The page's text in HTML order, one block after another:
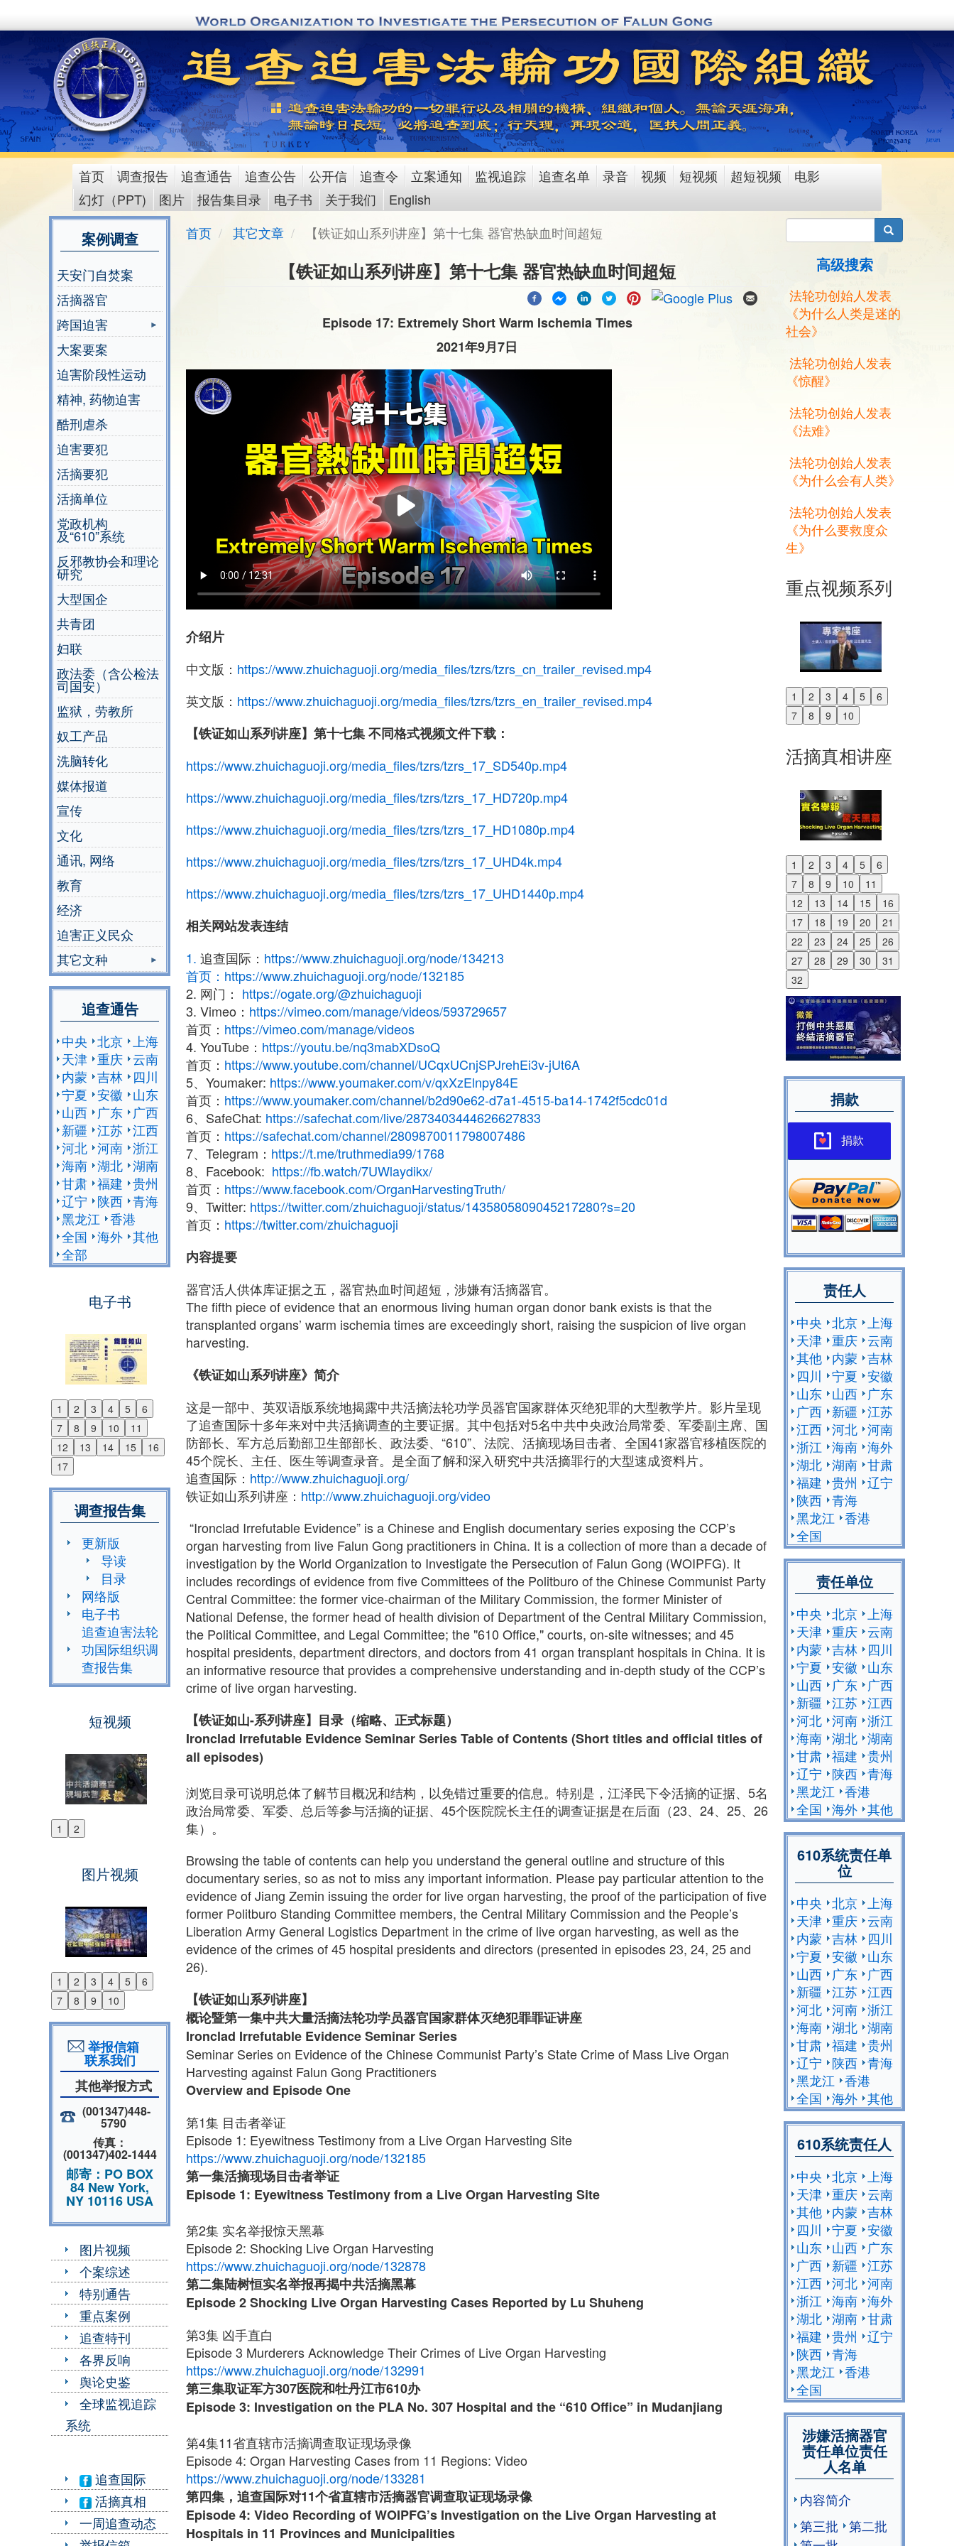
to
content
main
menu
首页 调查报告 追查通告 追查公告 公开信 追查令 立案通知 监视追踪 追查名单 录音 视频 短视频 超短视频
电影
幻灯（PPT)
图片 报告集目录 电子书 关于我们 English
案例调查
天安门自焚案
活摘器官
跨国迫害
大案要案
迫害阶段性运动
精神, 药物迫害
酷刑虐杀
迫害要犯
活摘要犯
活摘单位
党政机构
及“610”系统
反邪教协会和理论
研究
大型国企
共青团
妇联
政法委（含公检法
司国安）
监狱，劳教所
奴工产品
洗脑转化
媒体报道
宣传
文化
通讯, 网络
教育
经济
迫害正义民众
其它文种
追查通告
中央 北京 上海
天津 重庆 云南
内蒙 吉林
四川
宁夏 安徽
山东
山西
广东
广西
新疆 江苏 江西
河北 河南 浙江
海南 湖北 湖南
甘肃 福建 贵州
辽宁
陕西 青海
黑龙江 香港
全国 海外 其他
全部
电子书
1 2 3 4 5
6
7
8 9 10
11
12
13 14 15
16
17
Previous
Next
调查报告集
更新版
导读
目录
网络版
电子书
追查迫害法轮
功国际组织调
查报告集
短视频
1 2
Previous
图片视频
1 2 3 4 5
6
7
8 9 10
Previous
Next
举报信箱
联系我们
其他举报方式
(001347)448-
5790
传真：
(001347)402-1444
邮寄：PO BOX
84 New York,
NY 10116 USA
图片视频
个案综述
特别通告
重点案例
追查特刊
各界反响
舆论史鉴
全球监视追踪
系统
追查国际
活摘真相
一周追查动态
首页 其它文章 【铁证如山系列讲座】第十七集 器官热缺血时间超短
【铁证如山系列讲座】第十七集 器官热缺血时间超短
Episode 17: Extremely Short Warm Ischemia Times
2021年9月7日
介绍片
中文版： https://www.zhuichaguoji.org/media_files/tzrs/tzrs_cn_trailer_revised.mp4
英文版： https://www.zhuichaguoji.org/media_files/tzrs/tzrs_en_trailer_revised.mp4
【铁证如山系列讲座】第十七集 不同格式视频文件下载：
https://www.zhuichaguoji.org/media_files/tzrs/tzrs_17_SD540p.mp4
https://www.zhuichaguoji.org/media_files/tzrs/tzrs_17_HD720p.mp4
https://www.zhuichaguoji.org/media_files/tzrs/tzrs_17_HD1080p.mp4
https://www.zhuichaguoji.org/media_files/tzrs/tzrs_17_UHD4k.mp4
https://www.zhuichaguoji.org/media_files/tzrs/tzrs_17_UHD1440p.mp4
相关网站发表连结
1. 追查国际： https://www.zhuichaguoji.org/node/134213
首页： https://www.zhuichaguoji.org/node/132185
2. 网门： https://ogate.org/@zhuichaguoji
3. Vimeo： https://vimeo.com/manage/videos/593729657
首页： https://vimeo.com/manage/videos
4. YouTube： https://youtu.be/nq3mabXDsoQ
首页： https://www.youtube.com/channel/UCqxUCnjSPJrehEi3v-jUt6A
5、Youmaker: https://www.youmaker.com/v/qxXzElnpy84E
首页： https://www.youmaker.com/channel/b2d90e62-d7a1-4515-ba14-1742f5cdc01d
6、SafeChat: https://safechat.com/live/2873403444626627833
首页： https://safechat.com/channel/2809870011798007486
7、Telegram： https://t.me/truthmedia99/1768
8、Facebook: https://fb.watch/7UWlaydikx/
首页： https://www.facebook.com/OrganHarvestingTruth/
9、Twitter: https://twitter.com/zhuichaguoji/status/1435805809045217280?s=20
首页： https://twitter.com/zhuichaguoji
内容提要
器官活人供体库证据之五，器官热血时间超短，涉嫌有活摘器官。
The fifth piece of evidence that an enormous living human organ donor bank exists is thatthe
transplanted organs’ warm ischemia times are exceedingly short, raising the suspicion of live organ
harvesting.
《铁证如山系列讲座》简介
这是一部中、英双语版系统地揭露中共活摘法轮功学员器官国家群体灭绝犯罪的大型教学片。影片呈现
了追查国际十多年来对中共活摘调查的主要证据。其中包括对5名中共中央政治局常委、军委副主席、国
防部长、军方总后勤部卫生部部长、政法委、“610”、法院、活摘现场目击者、全国41家器官移植医院的
45个院长、主任、医生等调查录音。是全面了解和深入研究中共活摘罪行的大型速成资料片。
追查国际： http://www.zhuichaguoji.org/
铁证如山系列讲座： http://www.zhuichaguoji.org/video
“Ironclad Irrefutable Evidence” is a Chinese and English documentary series exposing the CCP’s
organ harvesting from live Falun Gong practitioners in China. It is a collection of more than a decade of
investigation by the World Organization to Investigate the Persecution of Falun Gong (WOIPFG). It
includes recordings of evidence from five Committees of the Politburo of the Chinese Communist Party
Central Committee: the former vice-chairman of the Military Commission, the former Minister of
National Defense, the former head of health division of Department of the Central Military Commission,
the Political Committee, and Legal Committee; the "610 Office," courts, on-site witnesses; and 45
hospital presidents, department directors, and doctors from 41 organ transplant hospitals in China. It is
an informative resource that provides a comprehensive understanding and in-depth study of the CCP’s
crime of live organ harvesting.
【铁证如山-系列讲座】 目录（缩略、正式标题）
Ironclad Irrefutable Evidence Seminar Series Table of Contents (Short titles and official titles of
all episodes)
浏览目录可说明总体了解节目概况和结构，以免错过重要的信息。特别是，江泽民下令活摘的证据、5名
政治局常委、军委、总后等参与活摘的证据、45个医院院长主任的调查证据是在后面（23、24、25、26
集）。
Browsing the table of contents can help you understand the general outline and structure of this
documentary series, so as not to miss any important information. Please pay particular attention to the
evidence of Jiang Zemin issuing the order for live organ harvesting, the proof of the participation of five
former Politburo Standing Committee members, the Central Military Commission and the People’s
Liberation Army General Logistics Department in the crime of live organ harvesting, as well as the
evidence of the crimes of 45 hospital presidents and directors (presented in episodes 23, 24, 25 and
26).
【铁证如山系列讲座】
概论暨第一集中共大量活摘法轮功学员器官国家群体灭绝犯罪罪证讲座
Ironclad Irrefutable Evidence Seminar Series
Seminar Series on Evidence of the Chinese Communist Party’s State Crime of Mass Live Organ
Harvesting against Falun Gong Practitioners
Overview and Episode One
第1集 目击者举证
Episode 1: Eyewitness Testimony from a Live Organ Harvesting Site
https://www.zhuichaguoji.org/node/132185
第一集活摘现场目击者举证
Episode 1: Eyewitness Testimony from a Live Organ Harvesting Site
第2集 实名举报惊天黑幕
Episode 2: Shocking Live Organ Harvesting
https://www.zhuichaguoji.org/node/132878
第二集陆树恒实名举报再揭中共活摘黑幕
Episode 2 Shocking Live Organ Harvesting Cases Reported by Lu Shuheng
第3集 凶手直白
Episode 3 Murderers Acknowledge Their Crimes of Live Organ Harvesting
https://www.zhuichaguoji.org/node/132991
第三集取证军方307医院和牡丹江市610办
Episode 3: Investigation on the PLA No. 307 Hospital and the “610 Office” in Mudanjiang
第4集11省直辖市活摘调查取证现场录像
Episode 4: Organ Harvesting Cases from 11 Regions: Video
https://www.zhuichaguoji.org/node/133281
第四集，追查国际对11个省直辖市活摘器官调查取证现场录像
Episode 4: Video Recording of WOIPFG’s Investigation on the Live Organ Harvesting at
Hospitals in 11 Provinces and Municipalities
搜索
高级搜索
法轮功创始人发表
《为什么人类是迷的
社会》
法轮功创始人发表
《惊醒》
法轮功创始人发表
《法难》
法轮功创始人发表
《为什么会有人类》
法轮功创始人发表
《为什么要救度众
生》
重点视频系列
1 2 3 4 5
6
7
8 9 10
Previous
Next
活摘真相讲座
1 2 3 4 5
6
7
8 9 10
11
12
13 14 15
16
17
18 19 20
21
22
23 24 25
26
27
28 29 30
31
32
Previous
Next
捐款
捐款
责任人
中央 北京
上海
天津 重庆 云南
其他 内蒙 吉林
四川
宁夏 安徽
山东 山西
广东
广西 新疆 江苏
江西 河北 河南
浙江 海南 海外
湖北 湖南 甘肃
福建 贵州
辽宁
陕西 青海
黑龙江 香港
全国
责任单位
中央 北京
上海
天津 重庆 云南
内蒙 吉林
四川
宁夏 安徽
山东
山西
广东
广西
新疆 江苏 江西
河北 河南 浙江
海南 湖北 湖南
甘肃 福建 贵州
辽宁
陕西 青海
黑龙江 香港
全国 海外 其他
610系统责任单
位
中央 北京
上海
天津 重庆 云南
内蒙 吉林
四川
宁夏 安徽
山东
山西
广东
广西
新疆 江苏 江西
河北 河南 浙江
海南 湖北 湖南
甘肃 福建 贵州
辽宁
陕西 青海
黑龙江 香港
全国 海外 其他
610系统责任人
中央 北京
上海
天津 重庆 云南
其他 内蒙 吉林
四川
宁夏 安徽
山东 山西
广东
广西 新疆 江苏
江西 河北 河南
浙江 海南 海外
湖北 湖南 甘肃
福建 贵州
辽宁
陕西 青海
黑龙江 香港
全国
涉嫌活摘器官
责任单位责任
人名单
内容简介
第三批
第二批